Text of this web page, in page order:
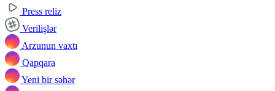
Press reliz
Verilişlər
Arzunun vaxtı
Qapqara
Yeni bir səhər